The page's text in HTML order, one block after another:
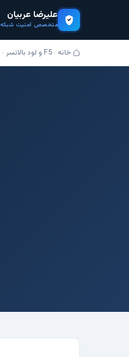
علیرضا عربیان
متخصص امنیت شبکه
خانه F5 و لود بالانسر